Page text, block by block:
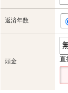
返済年数
頭金 直